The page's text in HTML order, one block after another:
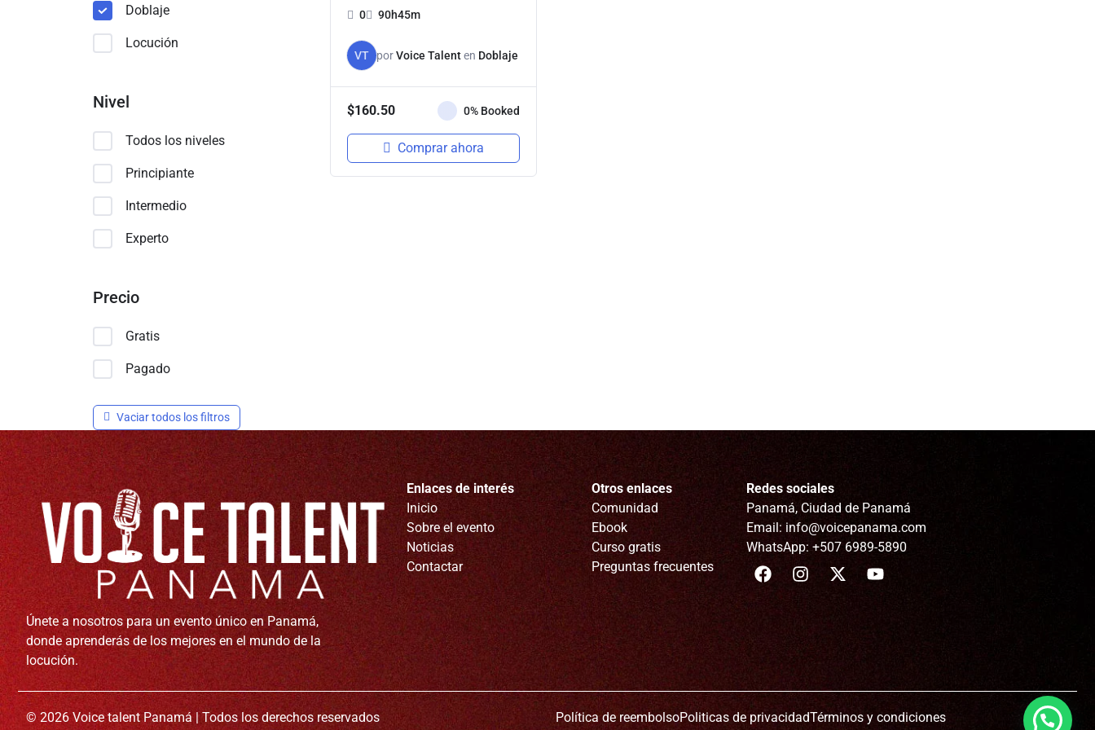
Doblaje
Locución
Nivel
Todos los niveles
Principiante
Intermedio
Experto
Precio
Gratis
Pagado
Vaciar todos los filtros
0 90h45m
VT porVoice Talenten Doblaje
$160.50 0% Booked
Comprar ahora
Únete a nosotros para un evento único en Panamá,
donde aprenderás de los mejores en el mundo de la
locución.
Enlaces de interés
Inicio
Sobre el evento
Noticias
Contactar
Otros enlaces
Comunidad
Ebook
Curso gratis
Preguntas frecuentes
Redes sociales
Panamá, Ciudad de Panamá
Email: info@voicepanama.com
WhatsApp: +507 6989-5890
© 2026 Voice talent Panamá | Todos los derechos reservados Política de reembolsoPoliticas de privacidadTérminos y condiciones